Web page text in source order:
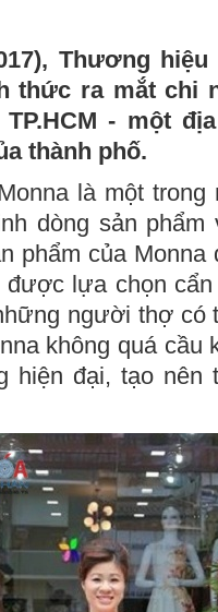
Thương
thức ra mắt chi
- một
thành phố.
là một
dòng sản
phẩm của
lựa chọn
người thợ có
không quá cầu
hiện đại, tạo nên